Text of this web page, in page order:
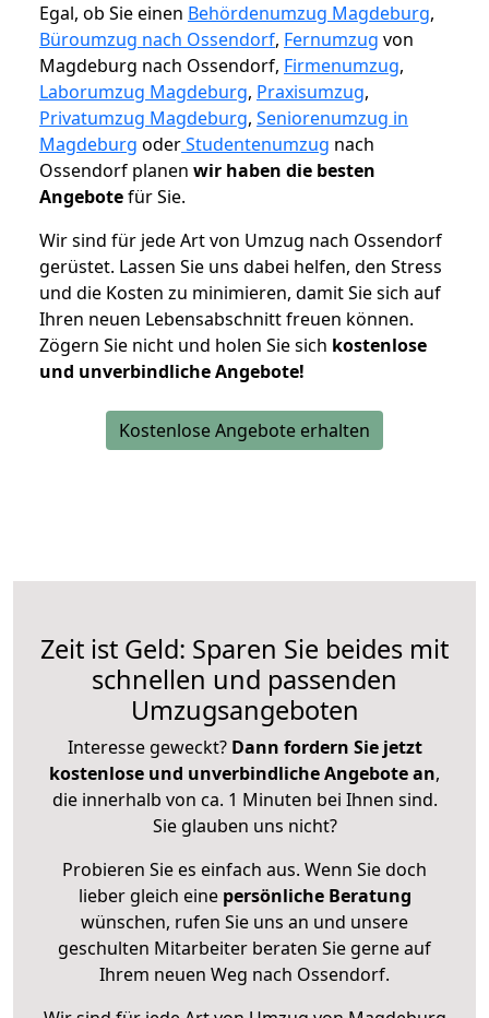
Egal, ob Sie einen Behördenumzug Magdeburg,
Büroumzug nach Ossendorf, Fernumzug von
Magdeburg nach Ossendorf, Firmenumzug,
Laborumzug Magdeburg, Praxisumzug,
Privatumzug Magdeburg, Seniorenumzug in
Magdeburg oderStudentenumzug nach
Ossendorf planen wir haben die besten
Angebotefür Sie.
Wir sind für jede Art von Umzug nach Ossendorf
gerüstet. Lassen Sie uns dabei helfen, den Stress
und die Kosten zu minimieren, damit Sie sich auf
Ihren neuen Lebensabschnitt freuen können.
Zögern Sie nicht und holen Sie sich kostenlose
und unverbindliche Angebote!
Kostenlose Angebote erhalten
Zeit ist Geld: Sparen Sie beides mit
schnellen und passenden
Umzugsangeboten
Interesse geweckt? Dann fordern Sie jetzt
kostenlose und unverbindliche Angebote an,
die innerhalb von ca. 1 Minuten bei Ihnen sind.
Sie glauben uns nicht?
Probieren Sie es einfach aus. Wenn Sie doch
lieber gleich eine persönliche Beratung
wünschen, rufen Sie uns an und unsere
geschulten Mitarbeiter beraten Sie gerne auf
Ihrem neuen Weg nach Ossendorf.